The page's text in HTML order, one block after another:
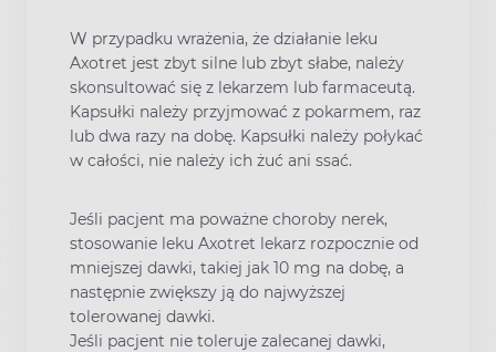
W przypadku wrażenia, że działanie leku
Axotret jest zbyt silne lub zbyt słabe, należy
skonsultować się z lekarzem lub farmaceutą.
Kapsułki należy przyjmować z pokarmem, raz
lub dwa razy na dobę. Kapsułki należy połykać
w całości, nie należy ich żuć ani ssać.
Jeśli pacjent ma poważne choroby nerek,
stosowanie leku Axotret lekarz rozpocznie od
mniejszej dawki, takiej jak 10 mg na dobę, a
następnie zwiększy ją do najwyższej
tolerowanej dawki.
Jeśli pacjent nie toleruje zalecanej dawki,